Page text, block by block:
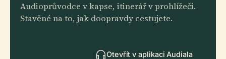
Audioprůvodce v kapse, itinerář v prohlížeči.
Stavěné na to, jak doopravdy cestujete.
Otevřít v aplikaci Audiala